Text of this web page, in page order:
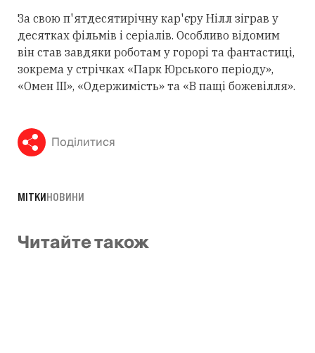
За свою п'ятдесятирічну кар'єру Нілл зіграв у
десятках фільмів і серіалів. Особливо відомим
він став завдяки роботам у горорі та фантастиці,
зокрема у стрічках «Парк Юрського періоду»,
«Омен III», «Одержимість» та «В пащі божевілля».
Поділитися
МІТКИНОВИНИ
Читайте також